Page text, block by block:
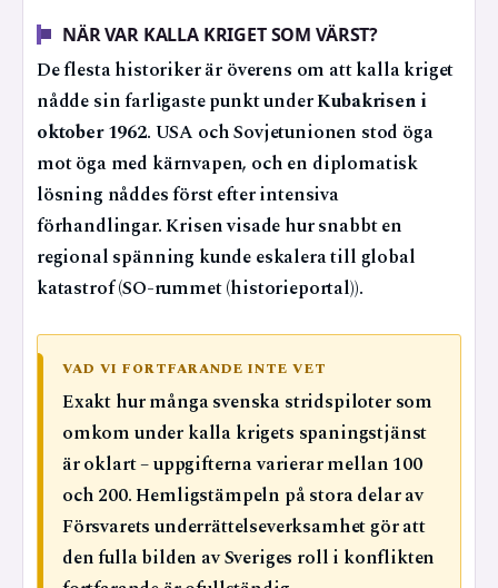
NÄR VAR KALLA KRIGET SOM VÄRST?
De flesta historiker är överens om att kalla kriget
nådde sin farligaste punkt underKubakrisen i
oktober 1962. USA och Sovjetunionen stod öga
mot öga med kärnvapen, och en diplomatisk
lösning nåddes först efter intensiva
förhandlingar. Krisen visade hur snabbt en
regional spänning kunde eskalera till global
katastrof (SO-rummet (historieportal)).
VAD VI FORTFARANDE INTE VET
Exakt hur många svenska stridspiloter som
omkom under kalla krigets spaningstjänst
är oklart – uppgifterna varierar mellan 100
och 200. Hemligstämpeln på stora delar av
Försvarets underrättelseverksamhet gör att
den fulla bilden av Sveriges roll i konflikten